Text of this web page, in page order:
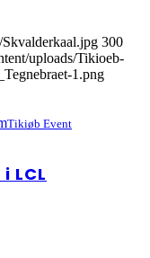
300
uploads/Tikioeb-
1.png
Tikiøb Event
LCL